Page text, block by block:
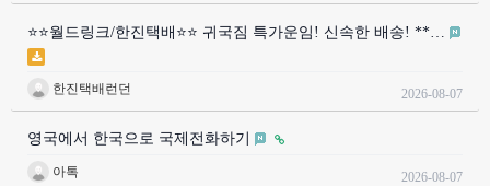
⭐⭐월드링크/한진택배⭐⭐ 귀국짐 특가운임! 신속한 배송! **…
한진택배런던 2026-08-07
영국에서 한국으로 국제전화하기
아톡 2026-08-07